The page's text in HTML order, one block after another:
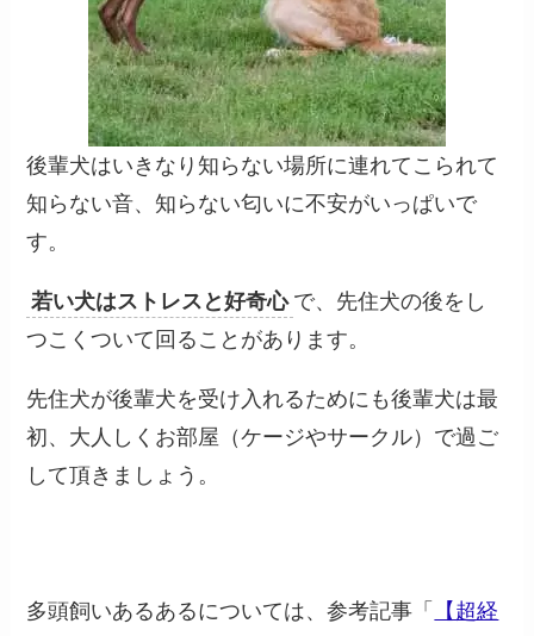
後輩犬はいきなり知らない場所に連れてこられて
知らない音、知らない匂いに不安がいっぱいで
す。
若い犬はストレスと好奇心 で、先住犬の後をし
つこくついて回ることがあります。
先住犬が後輩犬を受け入れるためにも後輩犬は最
初、大人しくお部屋（ケージやサークル）で過ご
して頂きましょう。
多頭飼いあるあるについては、参考記事「
【超経